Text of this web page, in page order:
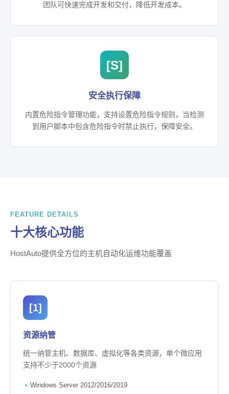
团队可快速完成开发和交付，降低开发成本。
[S]
安全执行保障
内置危险指令管理功能，支持设置危险指令规则，当检测
到用户脚本中包含危险指令时禁止执行，保障安全。
FEATURE DETAILS
十大核心功能
HostAuto提供全方位的主机自动化运维功能覆盖
[1]
资源纳管
统一纳管主机、数据库、虚拟化等各类资源，单个微应用
支持不少于2000个资源
Windows Server 2012/2016/2019